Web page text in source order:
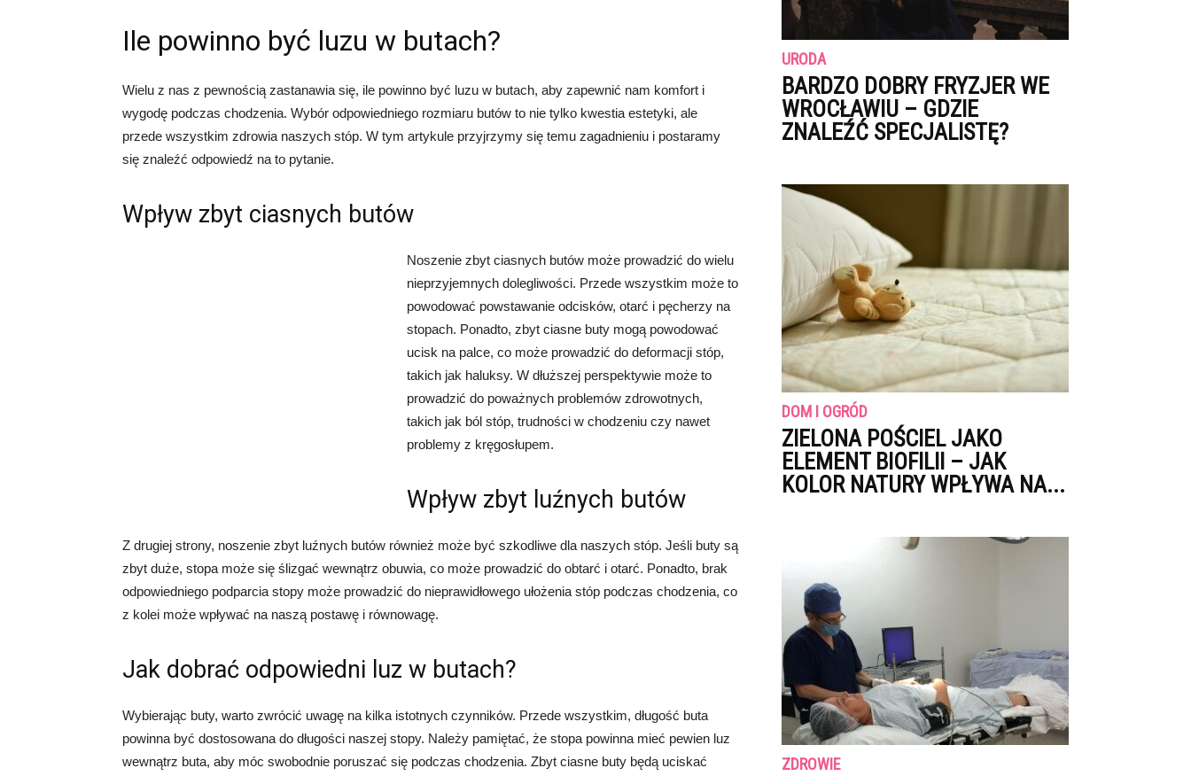
Ile powinno być luzu w butach?
Wielu z nas z pewnością zastanawia się, ile powinno być luzu w butach, aby zapewnić nam komfort i
wygodę podczas chodzenia. Wybór odpowiedniego rozmiaru butów to nie tylko kwestia estetyki, ale
przede wszystkim zdrowia naszych stóp. W tym artykule przyjrzymy się temu zagadnieniu i postaramy
się znaleźć odpowiedź na to pytanie.
Wpływ zbyt ciasnych butów
Noszenie zbyt ciasnych butów może prowadzić do wielu
nieprzyjemnych dolegliwości. Przede wszystkim może to
powodować powstawanie odcisków, otarć i pęcherzy na
stopach. Ponadto, zbyt ciasne buty mogą powodować
ucisk na palce, co może prowadzić do deformacji stóp,
takich jak haluksy. W dłuższej perspektywie może to
prowadzić do poważnych problemów zdrowotnych,
takich jak ból stóp, trudności w chodzeniu czy nawet
problemy z kręgosłupem.
Wpływ zbyt luźnych butów
Z drugiej strony, noszenie zbyt luźnych butów również może być szkodliwe dla naszych stóp. Jeśli buty są
zbyt duże, stopa może się ślizgać wewnątrz obuwia, co może prowadzić do obtarć i otarć. Ponadto, brak
odpowiedniego podparcia stopy może prowadzić do nieprawidłowego ułożenia stóp podczas chodzenia, co
z kolei może wpływać na naszą postawę i równowagę.
Jak dobrać odpowiedni luz w butach?
Wybierając buty, warto zwrócić uwagę na kilka istotnych czynników. Przede wszystkim, długość buta
powinna być dostosowana do długości naszej stopy. Należy pamiętać, że stopa powinna mieć pewien luz
wewnątrz buta, aby móc swobodnie poruszać się podczas chodzenia. Zbyt ciasne buty będą uciskać
URODA
BARDZO DOBRY FRYZJER WE
WROCŁAWIU – GDZIE
ZNALEŹĆ SPECJALISTĘ?
DOM I OGRÓD
ZIELONA POŚCIEL JAKO
ELEMENT BIOFILII – JAK
KOLOR NATURY WPŁYWA NA...
ZDROWIE